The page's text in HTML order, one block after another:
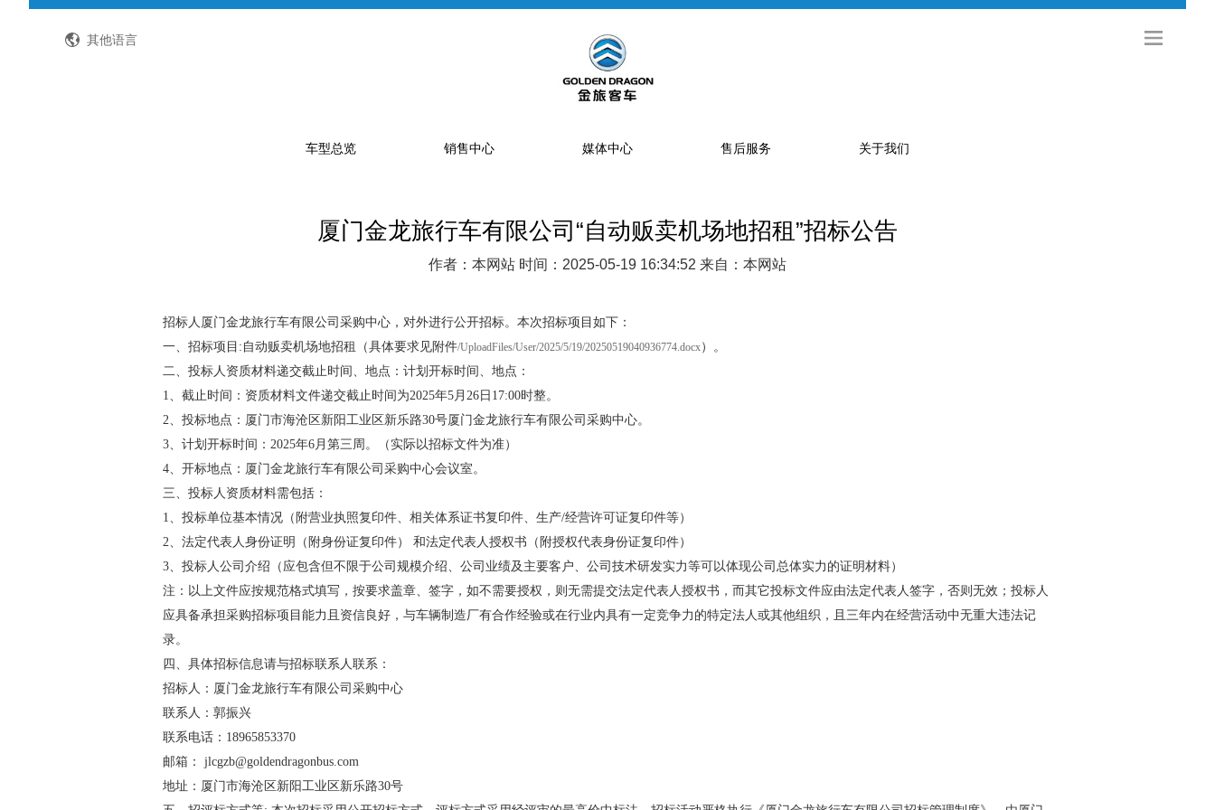
其他语言
车型总览 销售中心 媒体中心 售后服务 关于我们
公路客车
校车
特种车
提车流程
销售网点
大中巴经销商
新闻资讯
精彩视频
售后网点
特约服务站
省级配件专卖商
公司简介
厦门金龙旅行车有限公司“自动贩卖机场地招租”招标公告
作者：本网站 时间：2025-05-19 16:34:52 来自：本网站
招标人厦门金龙旅行车有限公司采购中心，对外进行公开招标。本次招标项目如下：
一、招标项目:自动贩卖机场地招租（具体要求见附件/UploadFiles/User/2025/5/19/20250519040936774.docx）。
二、投标人资质材料递交截止时间、地点：计划开标时间、地点：
1、截止时间：资质材料文件递交截止时间为2025年5月26日17:00时整。
2、投标地点：厦门市海沧区新阳工业区新乐路30号厦门金龙旅行车有限公司采购中心。
3、计划开标时间：2025年6月第三周。（实际以招标文件为准）
4、开标地点：厦门金龙旅行车有限公司采购中心会议室。
三、投标人资质材料需包括：
1、投标单位基本情况（附营业执照复印件、相关体系证书复印件、生产/经营许可证复印件等）
2、法定代表人身份证明（附身份证复印件） 和法定代表人授权书（附授权代表身份证复印件）
3、投标人公司介绍（应包含但不限于公司规模介绍、公司业绩及主要客户、公司技术研发实力等可以体现公司总体实力的证明材料）
注：以上文件应按规范格式填写，按要求盖章、签字，如不需要授权，则无需提交法定代表人授权书，而其它投标文件应由法定代表人签字，否则无效；投标人
应具备承担采购招标项目能力且资信良好，与车辆制造厂有合作经验或在行业内具有一定竞争力的特定法人或其他组织，且三年内在经营活动中无重大违法记
录。
四、具体招标信息请与招标联系人联系：
招标人：厦门金龙旅行车有限公司采购中心
联系人：郭振兴
联系电话：18965853370
邮箱： jlcgzb@goldendragonbus.com
地址：厦门市海沧区新阳工业区新乐路30号